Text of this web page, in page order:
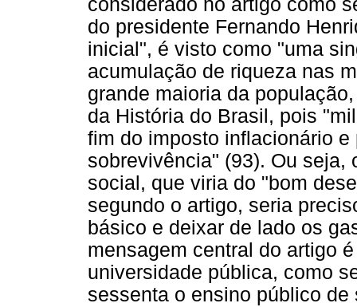
considerado no artigo como
do presidente Fernando
inicial", é visto como "uma
acumulação de riqueza nas
grande maioria da
da História do Brasil, pois
fim do imposto inflacionário
sobrevivência" (93). Ou
social, que viria do "bom
segundo o artigo, seria
básico e deixar de lado os
mensagem central do artigo
universidade pública, como
sessenta o ensino público de